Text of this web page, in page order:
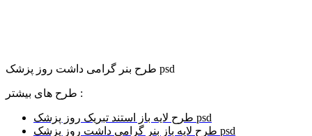
طرح بنر گرامی داشت روز پزشک psd
طرح های بیشتر :
طرح لایه باز استند تبریک روز پزشک psd
طرح لایه باز بنر گرامی داشت روز پزشک psd